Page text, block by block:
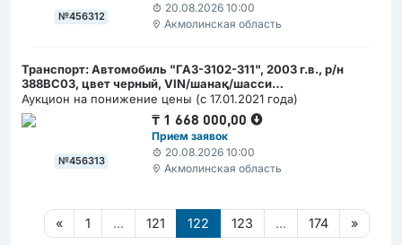
№456312
20.08.2026 10:00
Акмолинская область
Транспорт: Автомобиль "ГАЗ-3102-311", 2003 г.в., р/н
388BС03, цвет черный, VIN/шанақ/шасси
ХТН31020031167917
Аукцион на понижение цены (с 17.01.2021 года)
№456313
₸ 1 668 000,00
Прием заявок
20.08.2026 10:00
Акмолинская область
« 1 ... 121 122 123 ... 174 »